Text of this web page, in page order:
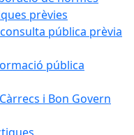
prèvies
pública prèvia
pública
i Bon Govern